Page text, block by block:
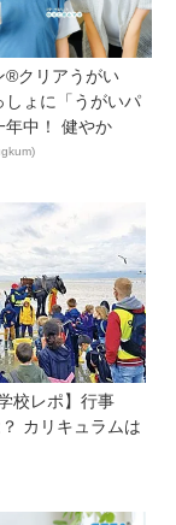
®クリアうがい
しょに「うがいパ
年中！ 健やか
校レポ】行事
カリキュラムは